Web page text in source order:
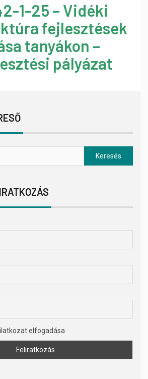
1-25 – Vidéki
fejlesztések
tanyákon –
pályázat
elfogadása